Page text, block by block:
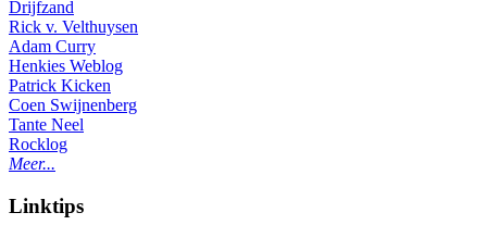
Drijfzand
Rick v. Velthuysen
Adam Curry
Henkies Weblog
Patrick Kicken
Coen Swijnenberg
Tante Neel
Rocklog
Meer...
Linktips